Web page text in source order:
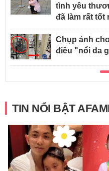
tình yêu
đã làm rất tốt
Chụp ảnh
điều "nổi da
TIN NỔI BẬT